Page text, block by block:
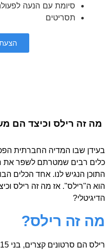
סיומת עם הנעה
תסריטים
מה זה רילס וכיצד הם
בעידן שבו המדיה החברתית
כלים רבים שמטרתם לשפר את
התוכן הנגיש לנו. אחד הכלים
הוא ה"רילס". אז מה זה רילס
הדיגיטלי?
מה זה רילס?